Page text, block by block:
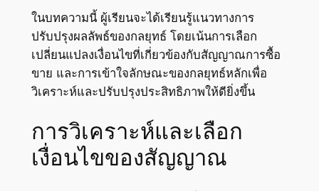
ในบทความนี้ ผู้เรียนจะได้เรียนรู้แนวทางการ
ปรับปรุงผลลัพธ์ของกลยุทธ์ โดยเน้นการเลือก
เปลี่ยนแปลงเงื่อนไขที่เกี่ยวข้องกับสัญญาณการซื้อ
ขาย และการเข้าใจลักษณะของกลยุทธ์หลักเพื่อ
วิเคราะห์และปรับปรุงประสิทธิภาพให้ดียิ่งขึ้น
การวิเคราะห์และเลือก
เงื่อนไขของสัญญาณ